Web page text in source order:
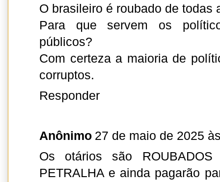
O brasileiro é roubado de todas
Para que servem os
públicos?
Com certeza a maioria de
corruptos.
Responder
Anônimo 27 de maio de 2025
Os otários são ROUBADOS
PETRALHA e ainda pagarão